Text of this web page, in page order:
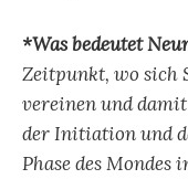
*Was bedeutet
Zeitpunkt, wo sich
vereinen und
der Initiation und
Phase des Mondes